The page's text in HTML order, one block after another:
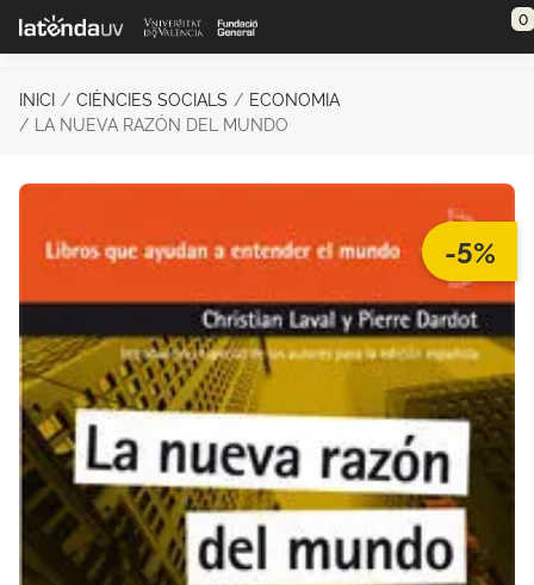
Saltar al contenido principal 0
INICI CIÈNCIES SOCIALS
ECONOMIA
LA NUEVA RAZÓN DEL MUNDO
-5%